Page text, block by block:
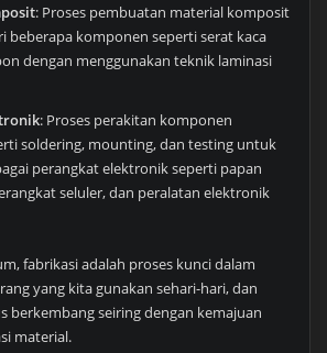
: Proses pembuatan material komposit
beberapa komponen seperti serat kaca
dengan menggunakan teknik laminasi
: Proses perakitan komponen
soldering, mounting, dan testing untuk
perangkat elektronik seperti papan
seluler, dan peralatan elektronik
fabrikasi adalah proses kunci dalam
yang kita gunakan sehari-hari, dan
berkembang seiring dengan kemajuan
material.